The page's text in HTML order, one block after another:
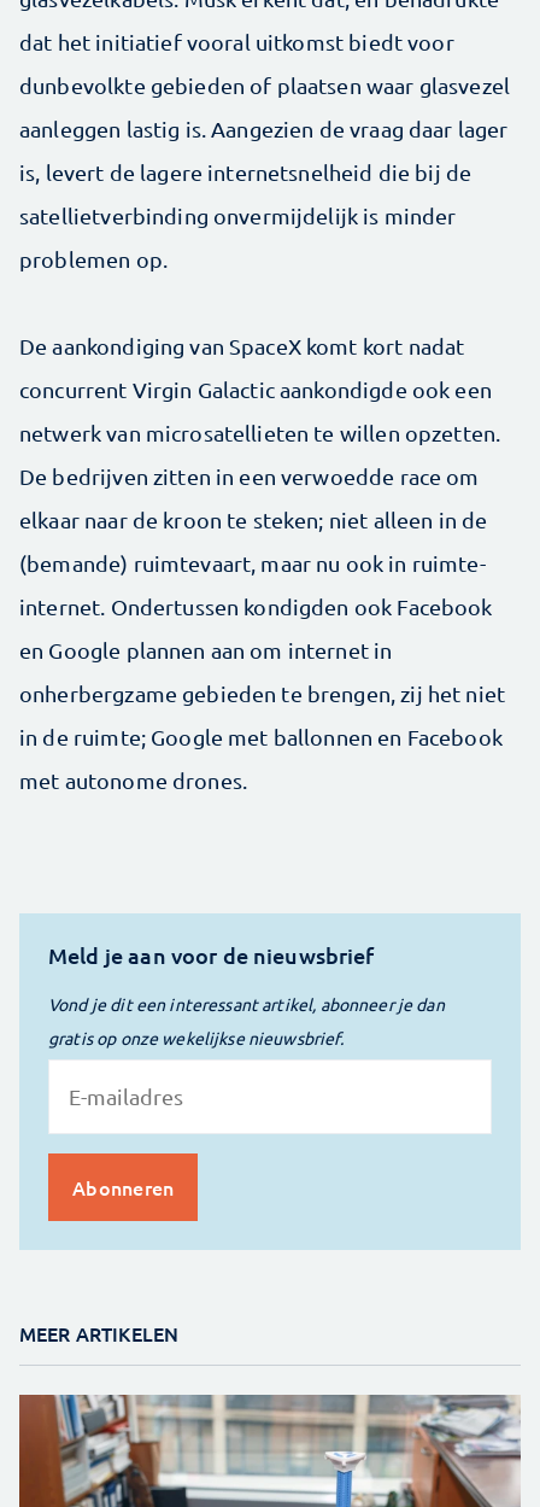
dat het initiatief vooral uitkomst biedt voor
dunbevolkte gebieden of plaatsen waar glasvezel
aanleggen lastig is. Aangezien de vraag daar lager
is, levert de lagere internetsnelheid die bij de
satellietverbinding onvermijdelijk is minder
problemen op.
De aankondiging van SpaceX komt kort nadat
concurrent Virgin Galactic aankondigde ook een
netwerk van microsatellieten te willen opzetten.
De bedrijven zitten in een verwoedde race om
elkaar naar de kroon te steken; niet alleen in de
(bemande) ruimtevaart, maar nu ook in ruimte-
internet. Ondertussen kondigden ook Facebook
en Google plannen aan om internet in
onherbergzame gebieden te brengen, zij het niet
in de ruimte; Google met ballonnen en Facebook
met autonome drones.
Meld je aan voor de nieuwsbrief
Vond je dit een interessant artikel, abonneer je dan
gratis op onze wekelijkse nieuwsbrief.
MEER ARTIKELEN